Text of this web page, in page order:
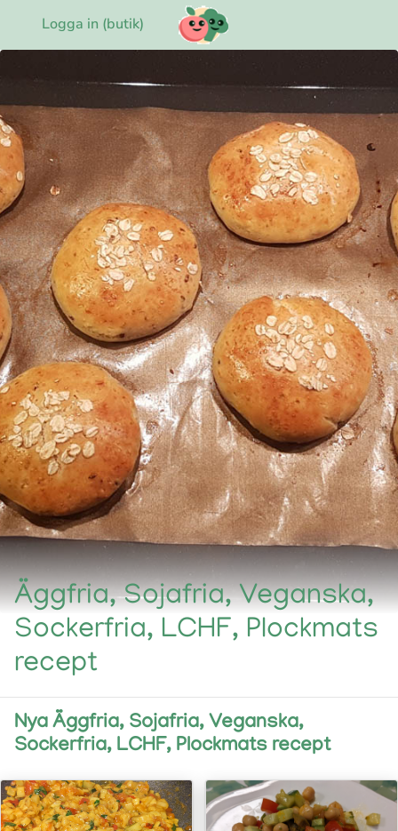
Logga in (butik)
Äggfria, Sojafria, Veganska,
Sockerfria, LCHF, Plockmats
recept
Nya Äggfria, Sojafria, Veganska,
Sockerfria, LCHF, Plockmats recept